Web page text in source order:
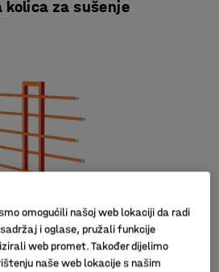
kolica za sušenje
omogućili našoj web lokaciji da radi
i oglase, pružali funkcije
web promet. Također dijelimo
naše web lokacije s našim